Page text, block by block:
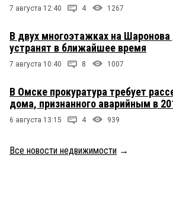
7 августа 12:40 4 1267
В двух многоэтажках на
устранят в ближайшее время
7 августа 10:40 8 1007
В Омске прокуратура требует
дома, признанного аварийным в
6 августа 13:15 4 939
Все новости недвижимости →